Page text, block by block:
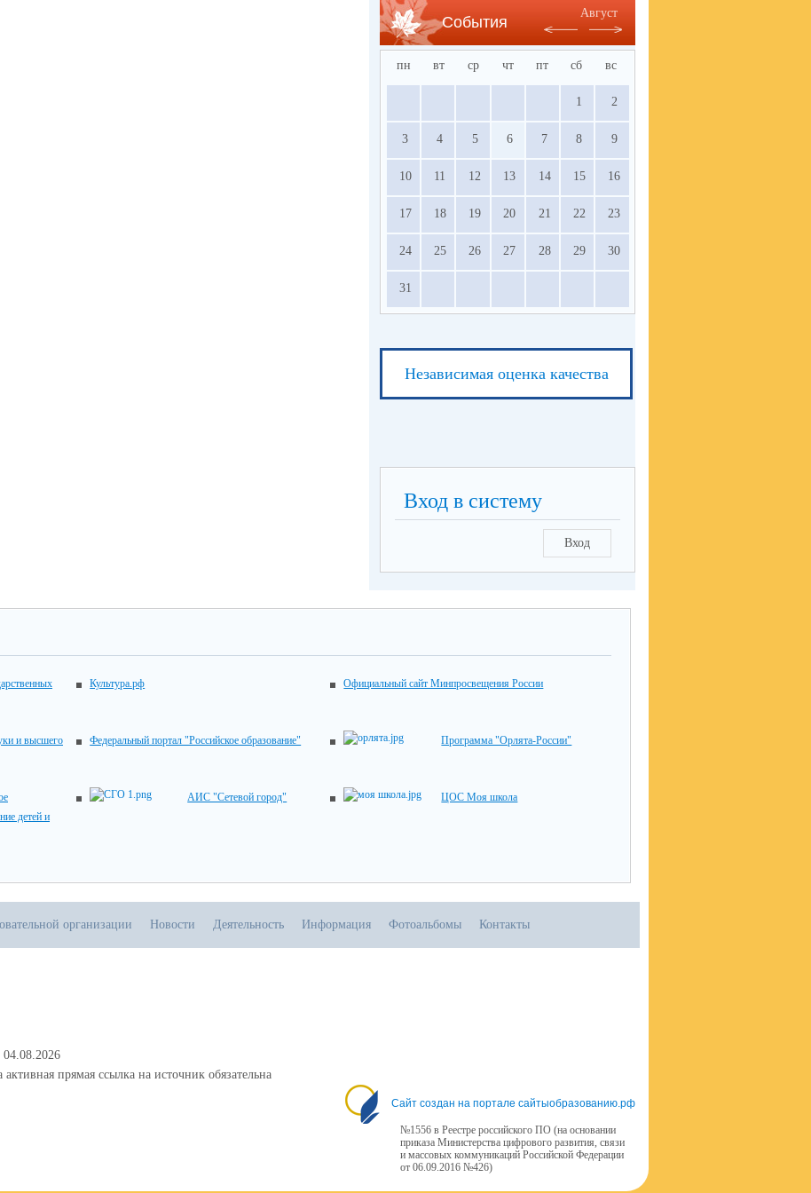
События
Август
пн вт ср чт пт сб вс
1 2
3 4 5 6 7 8 9
10 11 12 13 14 15 16
17 18 19 20 21 22 23
24 25 26 27 28 29 30
31
Независимая оценка качества
Вход в систему
Вход
Культура.рф Официальный сайт Минпросвещения России
и высшего
Федеральный портал "Российское образование" Программа "Орлята-России"
детей и
АИС "Сетевой город" ЦОС Моя школа
организации Новости Деятельность Информация Фотоальбомы Контакты
04.08.2026
прямая ссылка на источник обязательна
Сайт создан на портале сайтыобразованию.рф
№1556 в Реестре российского ПО (на основании
приказа Министерства цифрового развития, связи
и массовых коммуникаций Российской Федерации
от 06.09.2016 №426)